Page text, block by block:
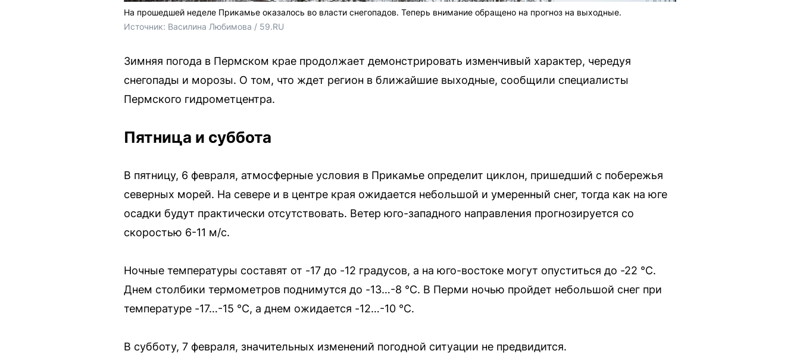
На прошедшей неделе Прикамье оказалось во власти снегопадов. Теперь внимание обращено на прогноз на выходные.
Источник: Василина Любимова / 59.RU
Зимняя погода в Пермском крае продолжает демонстрировать изменчивый характер, чередуя
снегопады и морозы. О том, что ждет регион в ближайшие выходные, сообщили специалисты
Пермского гидрометцентра.
Пятница и суббота
В пятницу, 6 февраля, атмосферные условия в Прикамье определит циклон, пришедший с побережья
северных морей. На севере и в центре края ожидается небольшой и умеренный снег, тогда как на юге
осадки будут практически отсутствовать. Ветер юго-западного направления прогнозируется со
скоростью 6-11 м/с.
Ночные температуры составят от -17 до -12 градусов, а на юго-востоке могут опуститься до -22 °С.
Днем столбики термометров поднимутся до -13…-8 °С. В Перми ночью пройдет небольшой снег при
температуре -17…-15 °С, а днем ожидается -12…-10 °С.
В субботу, 7 февраля, значительных изменений погодной ситуации не предвидится.